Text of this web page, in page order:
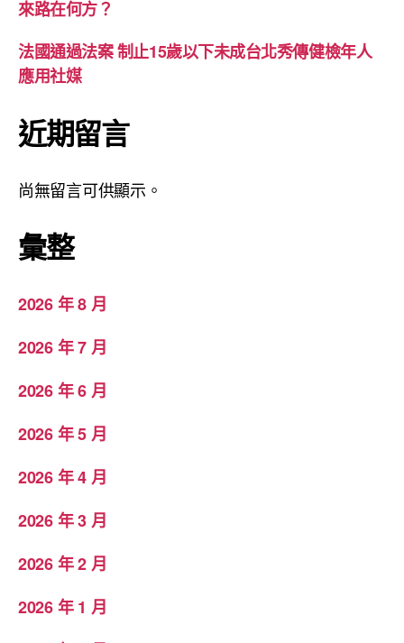
來路在何方？
法國通過法案 制止15歲以下未成台北秀傳健檢年人
應用社媒
近期留言
尚無留言可供顯示。
彙整
2026 年 8 月
2026 年 7 月
2026 年 6 月
2026 年 5 月
2026 年 4 月
2026 年 3 月
2026 年 2 月
2026 年 1 月